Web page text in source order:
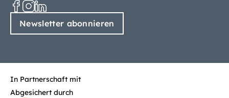
Newsletter abonnieren
In Partnerschaft mit
Abgesichert durch